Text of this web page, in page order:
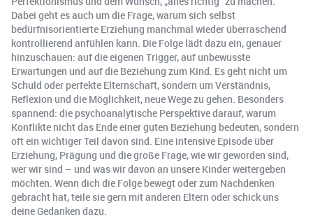
Dabei geht es auch um die Frage, warum sich selbst
bedürfnisorientierte Erziehung manchmal wieder überraschend
kontrollierend anfühlen kann. Die Folge lädt dazu ein, genauer
hinzuschauen: auf die eigenen Trigger, auf unbewusste
Erwartungen und auf die Beziehung zum Kind. Es geht nicht um
Schuld oder perfekte Elternschaft, sondern um Verständnis,
Reflexion und die Möglichkeit, neue Wege zu gehen. Besonders
spannend: die psychoanalytische Perspektive darauf, warum
Konflikte nicht das Ende einer guten Beziehung bedeuten, sondern
oft ein wichtiger Teil davon sind. Eine intensive Episode über
Erziehung, Prägung und die große Frage, wie wir geworden sind,
wer wir sind – und was wir davon an unsere Kinder weitergeben
möchten. Wenn dich die Folge bewegt oder zum Nachdenken
gebracht hat, teile sie gern mit anderen Eltern oder schick uns
deine Gedanken dazu.